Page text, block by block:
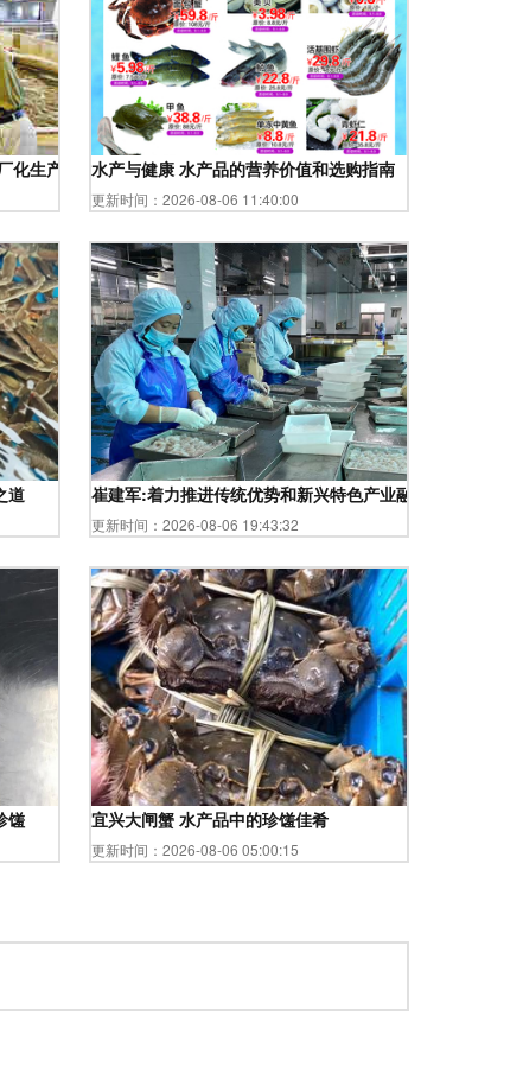
化生产助推产业升级水产与健康 水产品的营养价值和选购指南
更新时间：2026-08-06 11:40:00
道 崔建军:着力推进传统优势和新兴特色产业融合发展
更新时间：2026-08-06 19:43:32
之夜，明月高悬，桌上一叠热气蒸腾的大闸蟹，宛如盛宴之
馐 宜兴大闸蟹 水产品中的珍馐佳肴
更新时间：2026-08-06 05:00:15